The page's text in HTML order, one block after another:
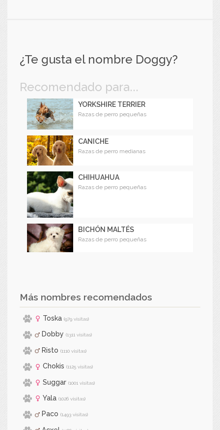
¿Te gusta el nombre Doggy?
Recomendado para...
YORKSHIRE TERRIER
Razas de perro pequeñas
CANICHE
Razas de perro medianas
CHIHUAHUA
Razas de perro pequeñas
BICHÓN MALTÉS
Razas de perro pequeñas
Más nombres recomendados
Toska (979 visitas)
Dobby (1311 visitas)
Risto (1110 visitas)
Chokis (1125 visitas)
Suggar (1001 visitas)
Yala (1026 visitas)
Paco (1493 visitas)